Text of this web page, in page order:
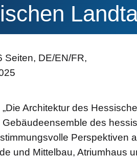
Seiten, DE/EN/FR,
Architektur des
des
Perspektiven
und Mittelbau, Atriumhaus